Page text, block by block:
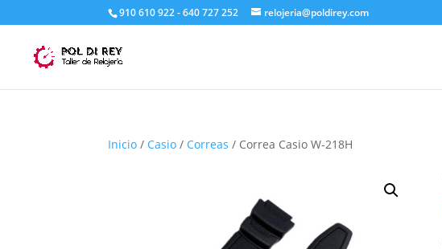
910 610 922 - 640 727 252 relojeria@poldirey.com
Inicio / Casio / Correas / Correa Casio W-218H